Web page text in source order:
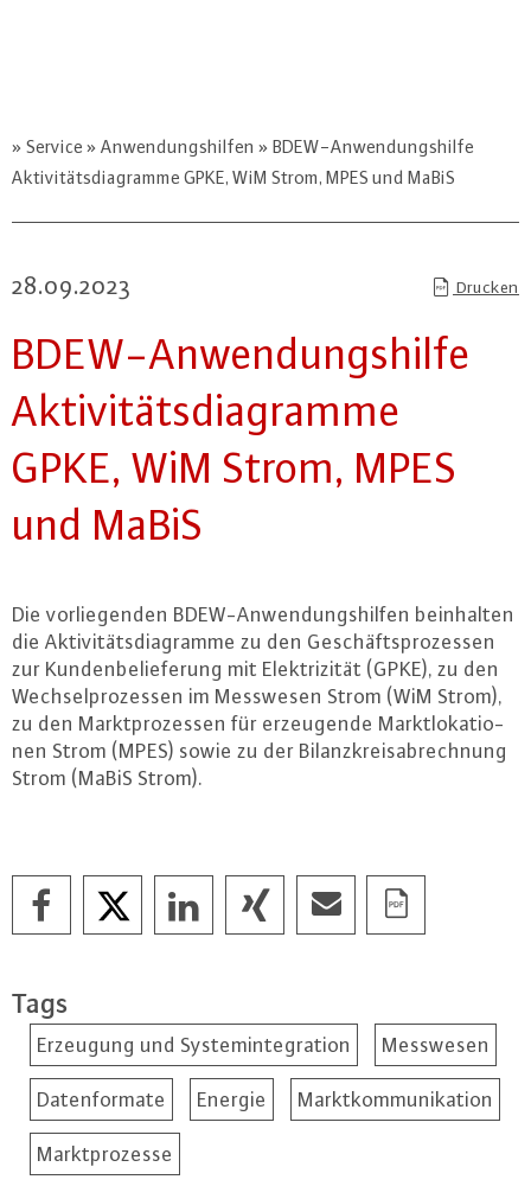
Service Anwendungshilfen
BDEW-Anwendungshilfe
Aktivitätsdiagramme GPKE, WiM Strom, MPES und MaBiS
28.09.2023 Drucken
BDEW-An­wen­dungs­hil­fe
Ak­ti­vi­täts­dia­gram­me
GPKE, WiM Strom, MPES
und MaBiS
Die vor­lie­gen­den BDEW-An­wen­dungs­hil­fen be­inhal­ten
die Ak­ti­vi­täts­dia­gram­me zu den Ge­schäfts­pro­zes­sen
zur Kun­den­be­lie­fe­rung mit Elek­tri­zi­tät (GPKE), zu den
Wech­sel­pro­zes­sen im Messwesen Strom (WiM Strom),
zu den Markt­pro­zes­sen für er­zeu­gen­de Markt­lo­ka­tio­
nen Strom (MPES) sowie zu der Bi­lanz­kreis­ab­rech­nung
Strom (MaBiS Strom).
Tags
Erzeugung und Systemintegration Messwesen
Datenformate Energie Marktkommunikation
Marktprozesse